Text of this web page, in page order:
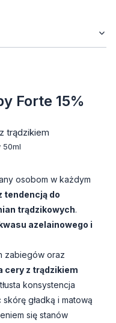
Forte 15%
trądzikiem
50ml
osobom w każdym
tendencją do
trądzikowych.
azelainowego i
zabiegów oraz
cery z trądzikiem
konsystencja
gładką i matową
się stanów